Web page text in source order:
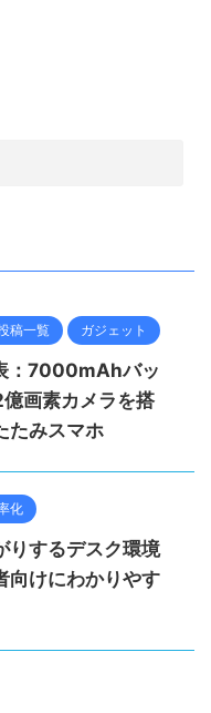
稿一覧 ガジェット
：7000mAhバッ
画素カメラを搭
たみスマホ
化
りするデスク環境
向けにわかりやす